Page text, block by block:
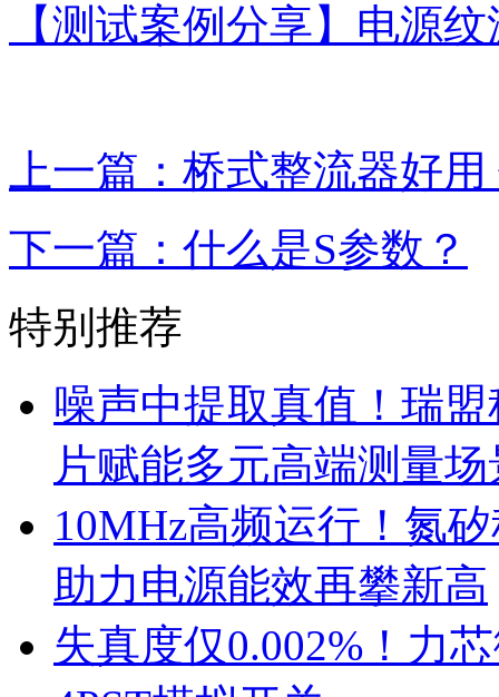
【测试案例分享】电源
上一篇：桥式整流器好
下一篇：什么是S参数？
特别推荐
噪声中提取真值！瑞
片赋能多元高端测量场
10MHz高频运行！氮
助力电源能效再攀新高
失真度仅0.002%！力